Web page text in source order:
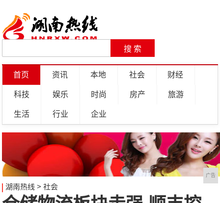
首页 资讯 本地 社会 财经
科技 娱乐 时尚 房产 旅游
生活 行业 企业
广告
湖南热线 > 社会